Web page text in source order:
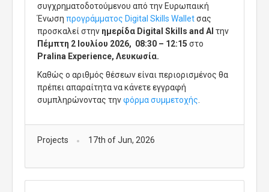
συγχρηματοδοτούμενου από την Ευρωπαική
Ένωση προγράμματος Digital Skills Walletσας
προσκαλεί στην ημερίδα Digital Skills and AI την
Πέμπτη 2 Ιουλίου 2026, 08:30 – 12:15 στο
Pralina Experience, Λευκωσία.
Καθώς ο αριθμός θέσεων είναι περιορισμένος θα
πρέπει απαραίτητα να κάνετε εγγραφή
συμπληρώνοντας τηνφόρμα συμμετοχής
Projects 17th of Jun, 2026